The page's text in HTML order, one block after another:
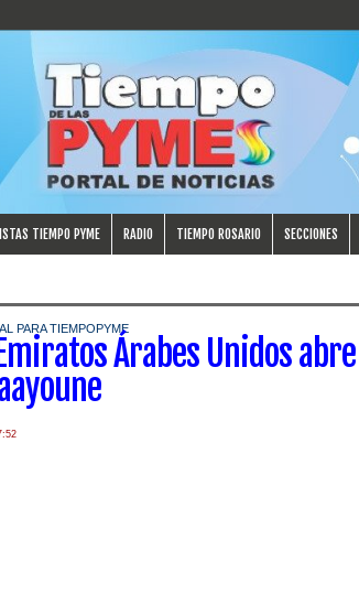
TIEMPO PYME RADIO TIEMPO ROSARIO SECCIONES
PARA TIEMPOPYME
Árabes Unidos